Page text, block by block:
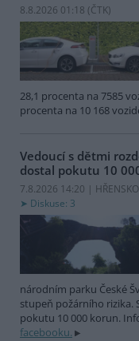
8.8.2026 01:18 (ČTK)
28,1 procenta na 7585
procenta na 10 168
Vedoucí s dětmi
dostal pokutu 10
7.8.2026 14:20 |
Diskuse: 3
národním parku České
stupeň požárního rizika.
pokutu 10 000 korun.
facebooku.